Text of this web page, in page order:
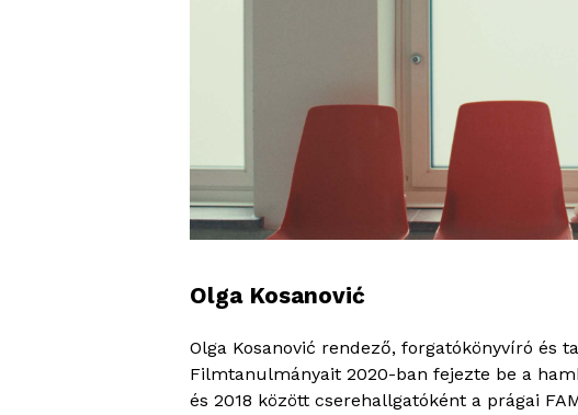
Olga Kosanović
Olga Kosanović rendező, forgatókönyvíró és
Filmtanulmányait 2020-ban fejezte be a
és 2018 között cserehallgatóként a prágai